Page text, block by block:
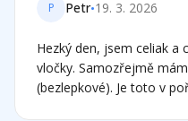
P Petr•19. 3. 2026
Hezký den, jsem celiak a
vločky. Samozřejmě
(bezlepkové). Je toto v